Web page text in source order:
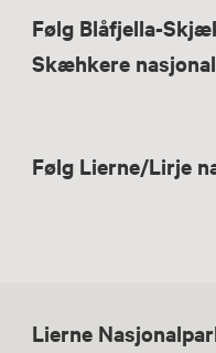
Følg Blåfjella-
Skæhkere
Følg Lierne/Lirje
Lierne